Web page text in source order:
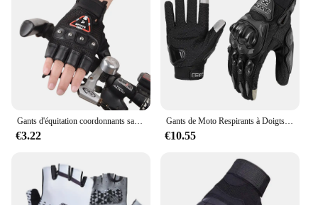
Gants d'équitation coordonnants sans doigts pour hommes, protection solaire, respirants, résistants à l'usure, pêche, escalade, sports de plein air, gants de vélo
€3.22
Gants de Moto Respirants à Doigts Complets, Résistants à l'Usure, pour Course de Motocross, Écran Tactile, pour Motard, Été
€10.55